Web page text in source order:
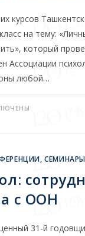
курсов
на тему:
который
Ассоциации
любой…
с ООН
31-й